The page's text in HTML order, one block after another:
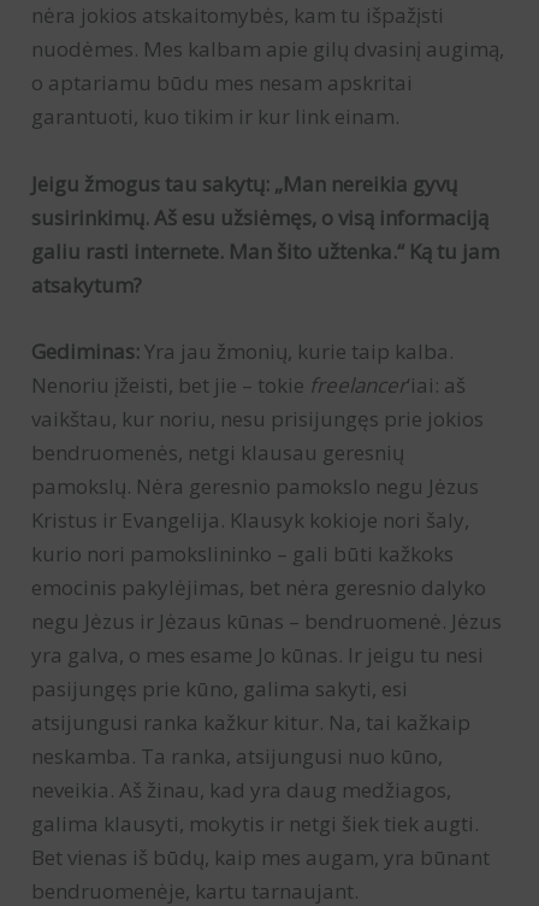
nėra jokios atskaitomybės, kam tu išpažįsti
nuodėmes. Mes kalbam apie gilų dvasinį augimą,
o aptariamu būdu mes nesam apskritai
garantuoti, kuo tikim ir kur link einam.
Jeigu žmogus tau sakytų: „Man nereikia gyvų
susirinkimų. Aš esu užsiėmęs, o visą informaciją
galiu rasti internete. Man šito užtenka.“ Ką tu jam
atsakytum?
Gediminas:Yra jau žmonių, kurie taip kalba.
Nenoriu įžeisti, bet jie – tokie freelancer‘iai: aš
vaikštau, kur noriu, nesu prisijungęs prie jokios
bendruomenės, netgi klausau geresnių
pamokslų. Nėra geresnio pamokslo negu Jėzus
Kristus ir Evangelija. Klausyk kokioje nori šaly,
kurio nori pamokslininko – gali būti kažkoks
emocinis pakylėjimas, bet nėra geresnio dalyko
negu Jėzus ir Jėzaus kūnas – bendruomenė. Jėzus
yra galva, o mes esame Jo kūnas. Ir jeigu tu nesi
pasijungęs prie kūno, galima sakyti, esi
atsijungusi ranka kažkur kitur. Na, tai kažkaip
neskamba. Ta ranka, atsijungusi nuo kūno,
neveikia. Aš žinau, kad yra daug medžiagos,
galima klausyti, mokytis ir netgi šiek tiek augti.
Bet vienas iš būdų, kaip mes augam, yra būnant
bendruomenėje, kartu tarnaujant.